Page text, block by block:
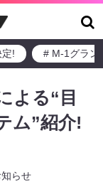
! # M-1グラン
よる“目
ム”紹介!
知らせ